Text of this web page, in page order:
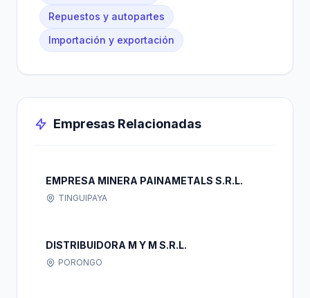
Repuestos y autopartes
Importación y exportación
Empresas Relacionadas
EMPRESA MINERA PAINAMETALS S.R.L.
TINGUIPAYA
DISTRIBUIDORA M Y M S.R.L.
PORONGO